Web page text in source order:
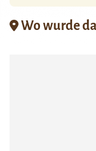
Wo wurde